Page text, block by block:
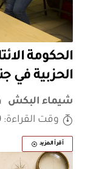
الحكومة
الحزبية في
شيماء البكش
وقت القراءة: 19 دقيقة
أقرأ المزيد